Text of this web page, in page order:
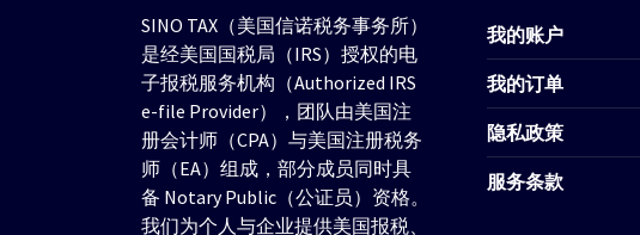
SINO TAX（美国信诺税务事务所）
是经美国国税局（IRS）授权的电
子报税服务机构（Authorized IRS
e-file Provider），团队由美国注
册会计师（CPA）与美国注册税务
师（EA）组成，部分成员同时具
备 Notary Public（公证员）资格。
我们为个人与企业提供美国报税、
我的账户
我的订单
隐私政策
服务条款